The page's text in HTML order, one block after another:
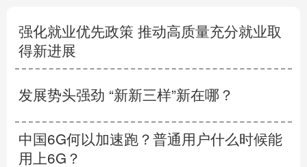
强化就业优先政策 推动高质量充分就业取
得新进展
发展势头强劲 “新新三样”新在哪？
中国6G何以加速跑？普通用户什么时候能
用上6G？